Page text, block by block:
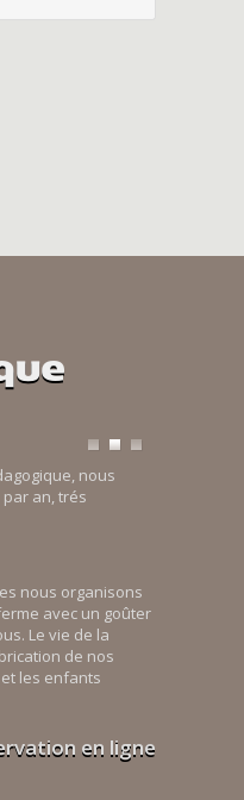
nous
an, trés
nous organisons
avec un goûter
Le vie de la
de nos
les enfants
en ligne